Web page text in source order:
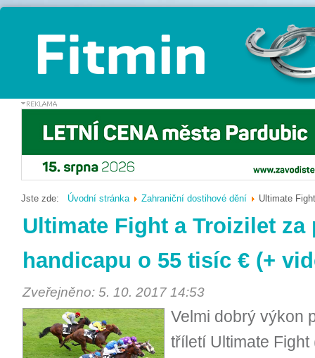
Jste zde: Úvodní stránka Zahraniční dostihové dění Ultimate
Ultimate Fight a Troizilet za
handicapu o 55 tisíc € (+
Zveřejněno: 5. 10. 2017 14:53
Velmi dobrý výkon
tříletí Ultimate